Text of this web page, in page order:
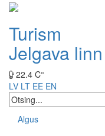
Turism
Jelgava linn
22.4 C°
LV LT EE EN
Algus